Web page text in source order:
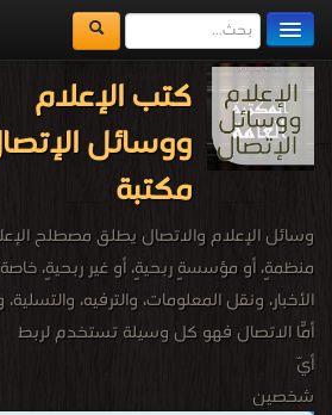
مكتبة الكتب
المكتبات
يُقرأ حالياً
اضف كتاب
كتب الإعلام
ووسائل
مكتبة
وسائل الإعلام والاتصال يطلق مصطلح
منظمةٍ، أو مؤسسةٍ ربحيةٍ، أو غير ربحيةٍ،
الأخبار، ونقل المعلومات، والترفيه،
أمّا الاتصال فهو كل وسيلةٍ تستخدم لربط
أيّ
شخصين